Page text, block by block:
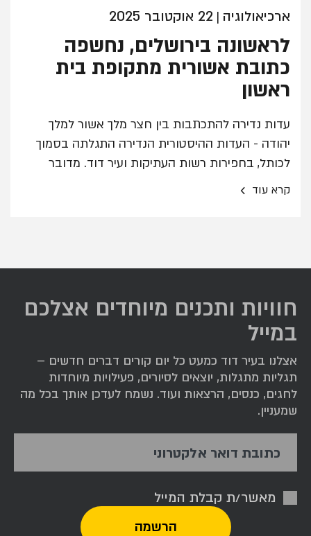
ארכיאולוגיה | 22 אוקטובר 2025
לראשונה בירושלים, נחשפה
כתובת אשורית מתקופת בית
ראשון
עדות נדירה להתכתבות בין חצר מלך אשור למלך
יהודה - העדות ההיסטורית הנדירה התגלתה בסמוך
לכותל, בחפירות רשות העתיקות ועיר דוד. מדובר
קרא עוד ›
חוויות ותכנים מיוחדים אצלכם
במייל
אצלנו בעיר דוד כמעט כל יום קורים דברים חדשים –
תגליות מתגלות, יוצאים לסיורים, פעילויות מיוחדות
לחגים, כנסים, הרצאות ועוד. נשמח לעדכן אותך בכל מה
שמעניין.
כתובת דואר אלקטרוני
מאשר/ת קבלת המייל